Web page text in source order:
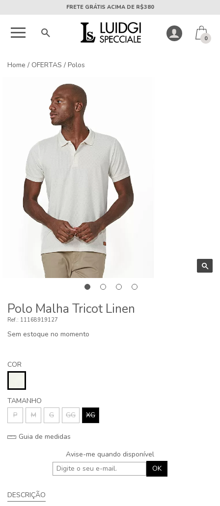
5X SEM JUROS PARCELA MÍNIMA DE R$50
0
Home / OFERTAS / Polos
Polo Malha Tricot Linen
11168919127
Sem estoque no momento
COR
TAMANHO
P
M G GG XG
Guia de medidas
Avise-me quando disponível
OK
DESCRIÇÃO